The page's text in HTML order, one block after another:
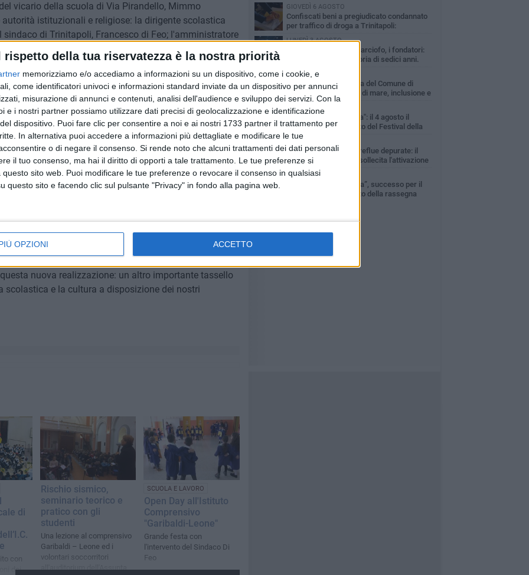
rispetto della tua riservatezza è la nostra priorità
memorizziamo e/o accediamo a informazioni su un dispositivo, come i cookie, e
come identificatori univoci e informazioni standard inviate da un dispositivo per annunci
misurazione di annunci e contenuti, analisi dell'audience e sviluppo dei servizi. Con la
e i nostri partner possiamo utilizzare dati precisi di geolocalizzazione e identificazione
dispositivo. Puoi fare clic per consentire a noi e ai nostri 1733 partner il trattamento per
In alternativa puoi accedere a informazioni più dettagliate e modificare le tue
o di negare il consenso. Si rende noto che alcuni trattamenti dei dati personali
il tuo consenso, ma hai il diritto di opporti a tale trattamento. Le tue preferenze si
sito web. Puoi modificare le tue preferenze o revocare il consenso in qualsiasi
questo sito e facendo clic sul pulsante "Privacy" in fondo alla pagina web.
OPZIONI ACCETTO
vicario della scuola di Via Pirandello, Mimmo
istituzionali e religiose: la dirigente scolastica
di Trinitapoli, Francesco di Feo; l'amministratore
assessori comunali a Cultura e Lavori Pubblici, Marta
convegno, momento musicale con la Soundiff
docente al Conservatorio di Foggia.
di recente completato dopo la costruzione nel
della scuola, ma "aperta alla comunità cittadina",
del resto, è stato nell'ultimo anno oggetto di
590mila euro l'importo complessivo dell'intervento,
537mila rivenienti dal Piano regionale triennale di
un anno fa il Comune di Trinitapoli piazzarsi tra i primi
riguardato messa in sicurezza, isolamento termico
completa, pittura interna ed esterna,
di intitolare l'auditorium al professor Ungaro –
nel 1997, lasciando un segno importante nella nostra
da consigliere comunale negli Anni 80, ma
e appassionato di teatro. L'occasione è gradita
nuova realizzazione: un altro importante tassello
e la cultura a disposizione dei nostri
di
con
dei
Rischio sismico,
seminario teorico e
pratico con gli
studenti
Una lezione al comprensivo
Garibaldi – Leone ed i
volontari soccorritori
all'auditorium dell'Assunta
SCUOLA E LAVORO
Open Day all'Istituto
Comprensivo
"Garibaldi-Leone"
Grande festa con
l'intervento del Sindaco Di
Feo
GIOVEDÌ 6 AGOSTO
Confiscati beni a pregiudicato condannato
per traffico di droga a Trinitapoli:
sequestrati tre immobili
LUNEDÌ 3 AGOSTO
Trinitapoli-Sagra del Carciofo, i fondatori:
«Così si cancella la storia di sedici anni.
Senza il Comitato niente istituzionalizzazione»
MARTEDÌ 4 AGOSTO
Al via la Colonia Marina del Comune di
Trinitapoli: dieci giorni di mare, inclusione e
socialità per i più piccoli
MARTEDÌ 4 AGOSTO
"Trinitapoli che Dialoga": il 4 agosto il
secondo appuntamento del Festival della
Cultura tra libri, confronto e solidarietà
MERCOLEDÌ 5 AGOSTO
Riutilizzo delle acque reflue depurate: il
Comune di Trinitapoli sollecita l'attivazione
dell'impianto e delle procedure operative
MERCOLEDÌ 5 AGOSTO
“Trinitapoli che Dialoga”, successo per il
secondo appuntamento della rassegna